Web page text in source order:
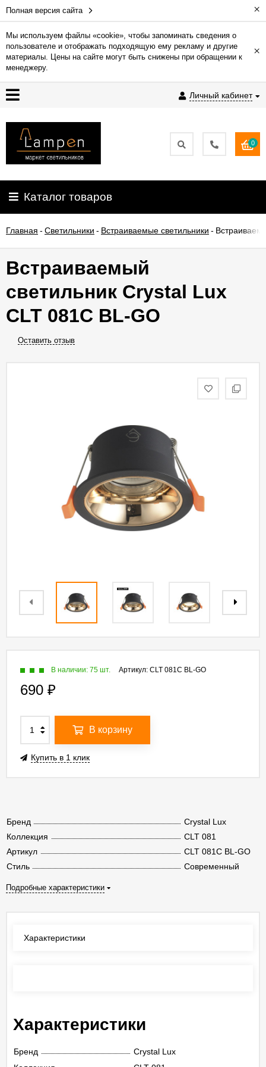
Полная версия сайта ×
Мы используем файлы «cookie», чтобы запоминать сведения о
пользователе и отображать подходящую ему рекламу и другие
материалы. Цены на сайте могут быть снижены при обращении к
менеджеру.
×
Личный кабинет
Гарантия
Доставка
и
Контакты
освещения
О
0
Каталог товаров
Главная - Светильники - Встраиваемые светильники -
Встраиваемый
светильник Crystal Lux
CLT 081C BL-GO
Оставить отзыв
Бренд
Crystal Lux
Коллекция
CLT 081
Артикул
CLT 081C BL-GO
Стиль
Современный
Подробные характеристики
Артикул: CLT 081C BL-GO
В наличии: 75 шт.
690 ₽
В корзину
Купить в 1 клик
Характеристики
Характеристики
Бренд
Crystal Lux